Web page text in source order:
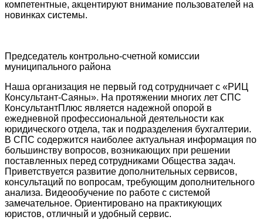
компетентные, акцентируют внимание пользователей на
новинках системы.
Председатель контрольно-счетной комиссии
муниципального района
Наша организация не первый год сотрудничает с «РИЦ
Консультант-Саяны». На протяжении многих лет СПС
КонсультантПлюс является надежной опорой в
ежедневной профессиональной деятельности как
юридического отдела, так и подразделения бухгалтерии.
В СПС содержится наиболее актуальная информация по
большинству вопросов, возникающих при решении
поставленных перед сотрудниками Общества задач.
Приветствуется развитие дополнительных сервисов,
консультаций по вопросам, требующим дополнительного
анализа. Видеообучение по работе с системой
замечательное. Ориентировано на практикующих
юристов, отличный и удобный сервис.